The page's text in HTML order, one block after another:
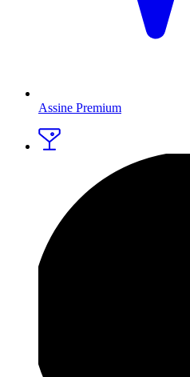
Assine Premium